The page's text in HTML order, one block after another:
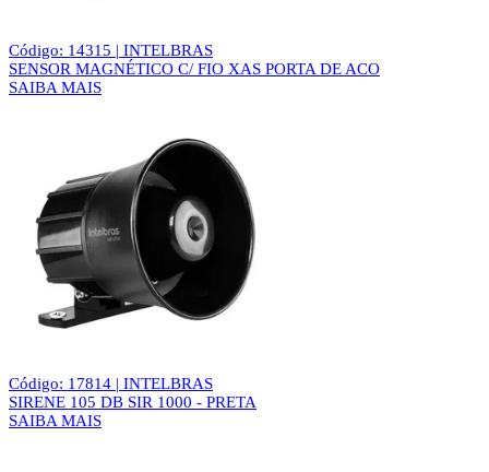
Código: 14315 | INTELBRAS
SENSOR MAGNÉTICO C/ FIO XAS PORTA DE ACO
SAIBA MAIS
Código: 17814 | INTELBRAS
SIRENE 105 DB SIR 1000 - PRETA
SAIBA MAIS